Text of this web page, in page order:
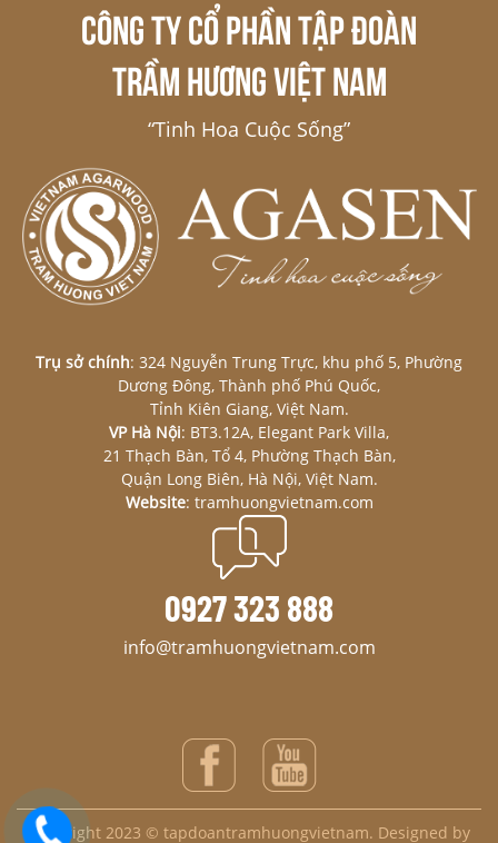
CÔNG TY CỔ PHẦN TẬP ĐOÀN
TRẦM HƯƠNG VIỆT NAM
“Tinh Hoa Cuộc Sống”
Trụ sở chính: 324 Nguyễn Trung Trực, khu phố 5, Phường
Dương Đông, Thành phố Phú Quốc,
Tỉnh Kiên Giang, Việt Nam.
VP Hà Nội: BT3.12A, Elegant Park Villa,
21 Thạch Bàn, Tổ 4, Phường Thạch Bàn,
Quận Long Biên, Hà Nội, Việt Nam.
Website: tramhuongvietnam.com
0927 323 888
info@tramhuongvietnam.com
Copyright 2023 © tapdoantramhuongvietnam. Designed by